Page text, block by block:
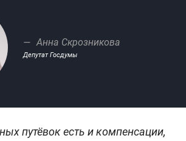
Анна Скрозникова
Депутат Госдумы
путёвок есть и компенсации,